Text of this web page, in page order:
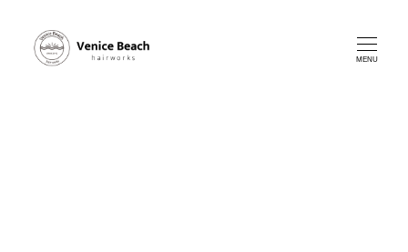
MENU